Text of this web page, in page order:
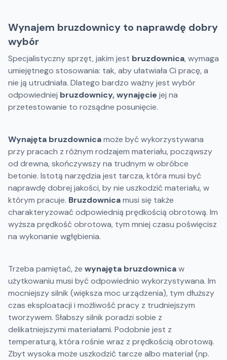
Wynajem bruzdownicy to naprawdę dobry
wybór
Specjalistyczny sprzęt, jakim jest bruzdownica, wymaga
umiejętnego stosowania: tak, aby ułatwiała Ci pracę, a
nie ją utrudniała. Dlatego bardzo ważny jest wybór
odpowiedniej bruzdownicy, wynajęcie jej na
przetestowanie to rozsądne posunięcie.
Wynajęta bruzdownicamoże być wykorzystywana
przy pracach z różnym rodzajem materiału, począwszy
od drewna, skończywszy na trudnym w obróbce
betonie. Istotą narzędzia jest tarcza, która musi być
naprawdę dobrej jakości, by nie uszkodzić materiału, w
którym pracuje. Bruzdownicamusi się także
charakteryzować odpowiednią prędkością obrotową. Im
wyższa prędkość obrotowa, tym mniej czasu poświęcisz
na wykonanie wgłębienia.
Trzeba pamiętać, że wynajęta bruzdownicaw
użytkowaniu musi być odpowiednio wykorzystywana. Im
mocniejszy silnik (większa moc urządzenia), tym dłuższy
czas eksploatacji i możliwość pracy z trudniejszym
tworzywem. Słabszy silnik poradzi sobie z
delikatniejszymi materiałami. Podobnie jest z
temperaturą, która rośnie wraz z prędkością obrotową.
Zbyt wysoka może uszkodzić tarcze albo materiał (np.